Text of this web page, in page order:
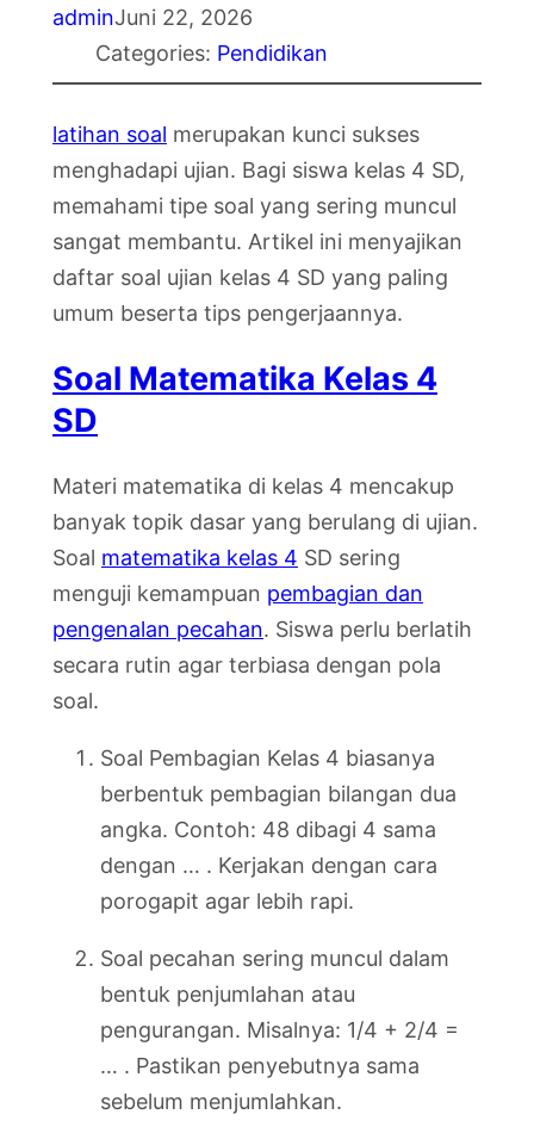
adminJuni 22, 2026
Categories: Pendidikan
latihan soal merupakan kunci sukses
menghadapi ujian. Bagi siswa kelas 4 SD,
memahami tipe soal yang sering muncul
sangat membantu. Artikel ini menyajikan
daftar soal ujian kelas 4 SD yang paling
umum beserta tips pengerjaannya.
Soal Matematika Kelas 4
SD
Materi matematika di kelas 4 mencakup
banyak topik dasar yang berulang di ujian.
Soal matematika kelas 4 SD sering
menguji kemampuan pembagian dan
pengenalan pecahan. Siswa perlu berlatih
secara rutin agar terbiasa dengan pola
soal.
Soal Pembagian Kelas 4 biasanya
berbentuk pembagian bilangan dua
angka. Contoh: 48 dibagi 4 sama
dengan … . Kerjakan dengan cara
porogapit agar lebih rapi.
Soal pecahan sering muncul dalam
bentuk penjumlahan atau
pengurangan. Misalnya: 1/4 + 2/4 =
… . Pastikan penyebutnya sama
sebelum menjumlahkan.